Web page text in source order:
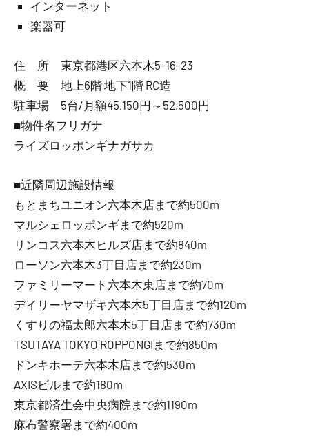
インターネット
楽器可
住 所 東京都港区六本木5-16-23
概 要 地上6階 地下1階 RC造
駐車場 5台/月額45,150円～52,500円
■物件名フリガナ
ライズロッポンギナガサカ
■近隣周辺施設情報
もとまちユニオン六本木店まで約500m
マルシェロッポンギまで約520m
リンコス六本木ヒルズ店まで約840m
ローソン六本木3丁目店まで約230m
ファミリーマート六本木東店まで約70m
デイリーヤマザキ六本木5丁目店まで約120m
くすりの福太郎六本木5丁目店まで約730m
TSUTAYA TOKYO ROPPONGIまで約850m
ドンキホーテ六本木店まで約530m
AXISビルまで約180m
東京都済生会中央病院まで約1190m
麻布警察署まで約400m